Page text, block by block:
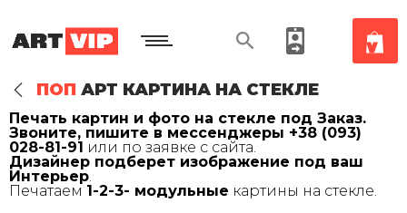
ПОП АРТ КАРТИНА НА СТЕКЛЕ
Печать картин и фото на стекле под Заказ.
Звоните, пишите в мессенджеры +38 (093)
028-81-91 или по заявке с сайта.
Дизайнер подберет изображение под ваш
Интерьер.
Печатаем 1-2-3- модульные картины на стекле.